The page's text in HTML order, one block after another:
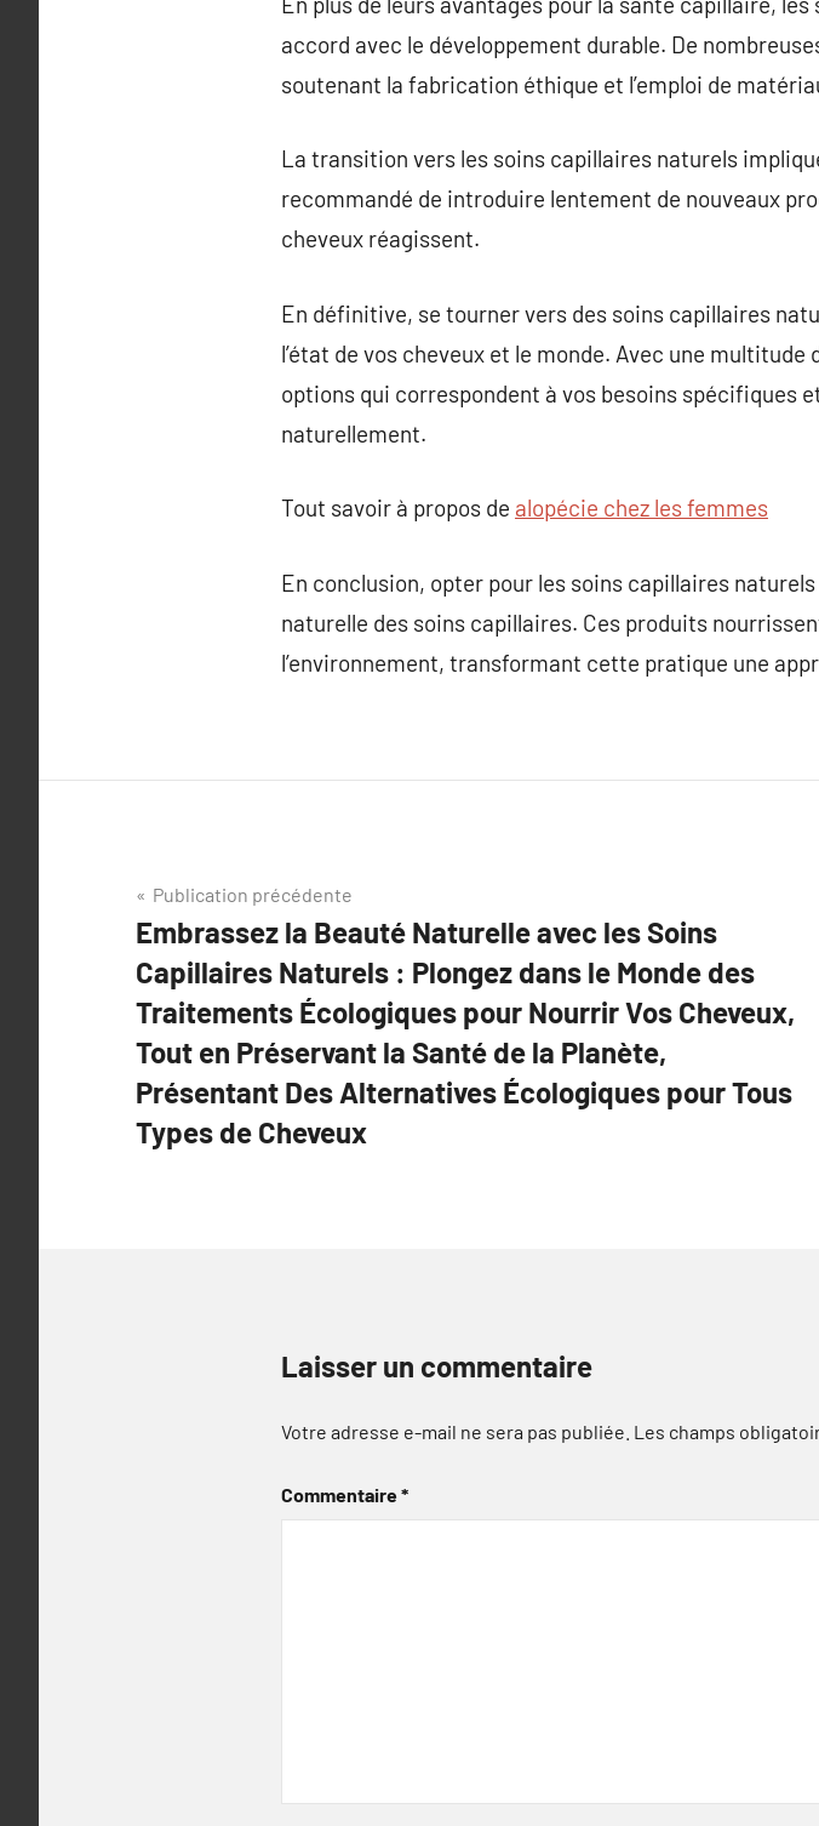
accord avec le développement durable. De
soutenant la fabrication éthique et l’emploi de
La transition vers les soins capillaires naturels
recommandé de introduire lentement de nouveaux
cheveux réagissent.
En définitive, se tourner vers des soins capillaires
l’état de vos cheveux et le monde. Avec une
options qui correspondent à vos besoins spécifiques
naturellement.
Tout savoir à propos de alopécie chez les femmes
En conclusion, opter pour les soins capillaires
naturelle des soins capillaires. Ces produits
l’environnement, transformant cette pratique une
Navigation
de
l’article
Publication précédente
Embrassez la Beauté Naturelle avec les Soins
Capillaires Naturels : Plongez dans le Monde des
Traitements Écologiques pour Nourrir Vos Cheveux,
Tout en Préservant la Santé de la Planète,
Présentant Des Alternatives Écologiques pour Tous
Types de Cheveux
Laisser un commentaire
Votre adresse e-mail ne sera pas publiée. Les champs
Commentaire*